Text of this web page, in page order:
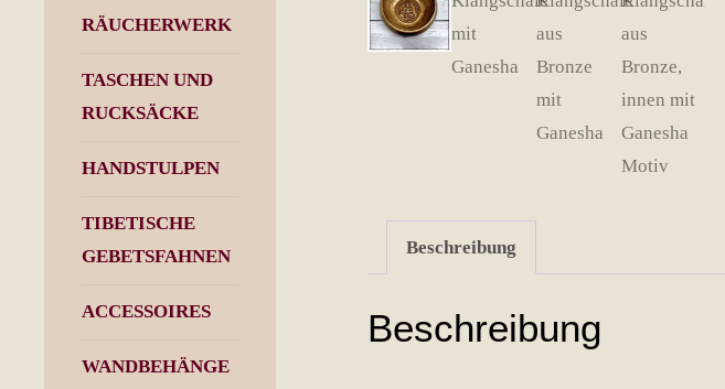
Beschreibung
Beschreibung
RÄUCHERWERK
TASCHEN UND
RUCKSÄCKE
HANDSTULPEN
TIBETISCHE
GEBETSFAHNEN
ACCESSOIRES
WANDBEHÄNGE